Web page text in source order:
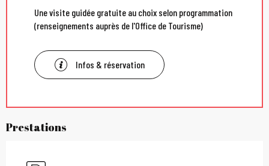
Une visite guidée gratuite au choix selon programmation
(renseignements auprès de l'Office de Tourisme)
Infos & réservation
Prestations